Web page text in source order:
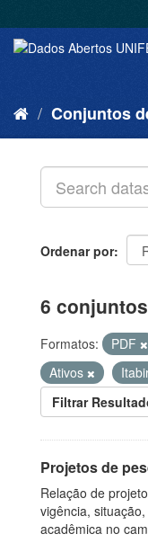
Conjuntos
Ordenar por
6
Formatos: PDF
Ativos
Filtrar
Projetos de
Relação de
vigência,
acadêmica no